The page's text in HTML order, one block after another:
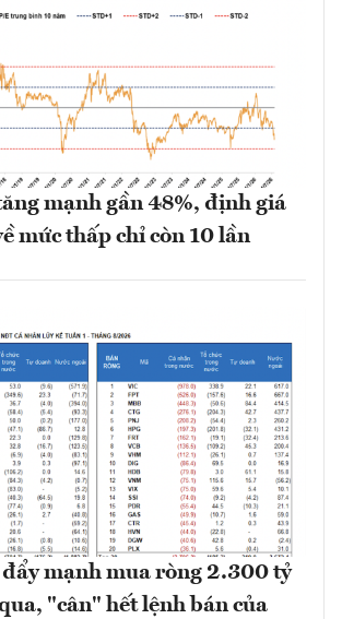
mạnh gần 48%, định giá
mức thấp chỉ còn 10 lần
mạnh mua ròng 2.300 tỷ
"cân" hết lệnh bán của